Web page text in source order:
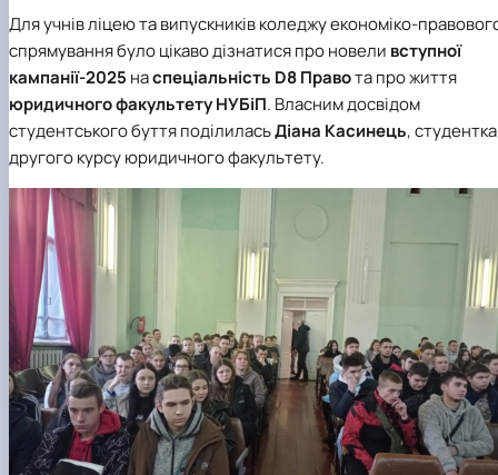
Для учнів ліцею та випускників коледжу економіко-
спрямування було цікаво дізнатися про новели вступної
кампанії-2025 наспеціальність D8 Правота про життя
юридичного факультету НУБіП. Власним досвідом
студентського буття поділиласьДіана Касинець, студентка
другого курсу юридичного факультету.